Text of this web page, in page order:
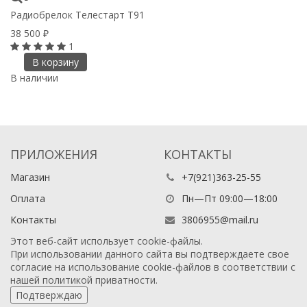
Радиобрелок Телестарт Т91
38 500 ₽
1
В корзину
В наличии
ПРИЛОЖЕНИЯ
Магазин
Оплата
Контакты
КОНТАКТЫ
+7(921)363-25-55
Пн—Пт 09:00—18:00
3806955@mail.ru
Этот веб-сайт использует cookie-файлы.
При использовании данного сайта вы подтверждаете свое
согласие на использование cookie-файлов в соответствии с
нашей политикой приватности.
Подтверждаю